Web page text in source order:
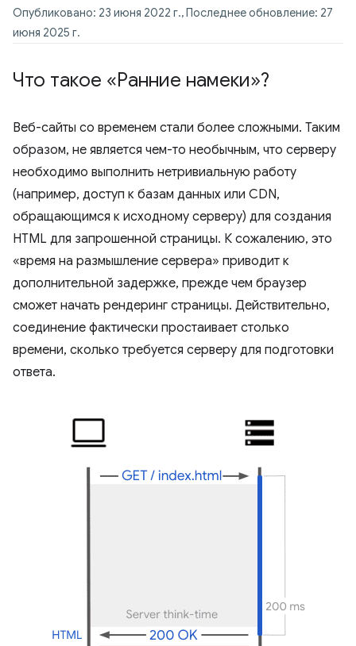
Опубликовано: 23 июня 2022 г., Последнее обновление: 27
июня 2025 г.
Что такое «Ранние намеки»?
Веб-сайты со временем стали более сложными. Таким
образом, не является чем-то необычным, что серверу
необходимо выполнить нетривиальную работу
(например, доступ к базам данных или CDN,
обращающимся к исходному серверу) для создания
HTML для запрошенной страницы. К сожалению, это
«время на размышление сервера» приводит к
дополнительной задержке, прежде чем браузер
сможет начать рендеринг страницы. Действительно,
соединение фактически простаивает столько
времени, сколько требуется серверу для подготовки
ответа.